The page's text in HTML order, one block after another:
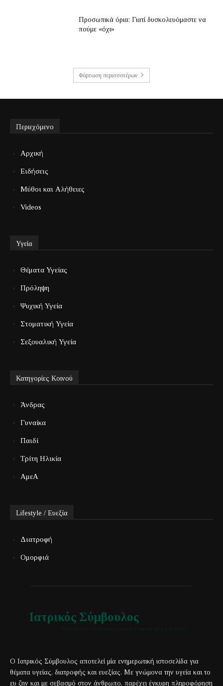
Προσωπικά όρια: Γιατί δυσκολευόμαστε να
πούμε «όχι»
Φόρτωση περισσοτέρων
Περιεχόμενο
Αρχική
Ειδήσεις
Μύθοι και Αλήθειες
Videos
Υγεία
Θέματα Υγείας
Πρόληψη
Ψυχική Υγεία
Στοματική Υγεία
Σεξουαλική Υγεία
Κατηγορίες Κοινού
Άνδρας
Γυναίκα
Παιδί
Τρίτη Ηλικία
ΑμεΑ
Lifestyle / Ευεξία
Διατροφή
Ομορφιά
Ιατρικός Σύμβουλος
Ο Ιατρικός Σύμβουλος αποτελεί μία ενημερωτική ιστοσελίδα για
θέματα υγείας, διατροφής και ευεξίας. Με γνώμονα την υγεία και το
ευ ζην και με σεβασμό στον άνθρωπο, παρέχει έγκυρη πληροφόρηση